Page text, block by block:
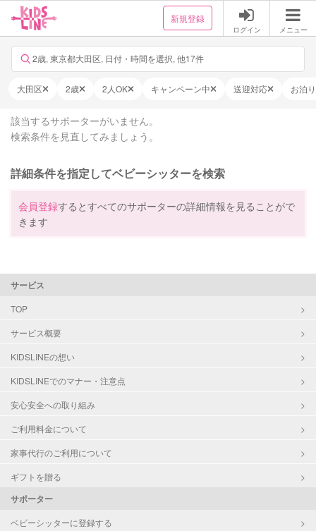
新規登録
ログイン メニュー
2歳, 東京都大田区, 日付・時間を選択, 他17件
大田区 2歳 2人OK キャンペーン中 送迎対応 お泊
該当するサポーターがいません。
検索条件を見直してみましょう。
詳細条件を指定してベビーシッターを検索
会員登録するとすべてのサポーターの詳細情報を見ることがで
きます
サービス
TOP
サービス概要
KIDSLINEの想い
KIDSLINEでのマナー・注意点
安心安全への取り組み
ご利用料金について
家事代行のご利用について
ギフトを贈る
サポーター
ベビーシッターに登録する